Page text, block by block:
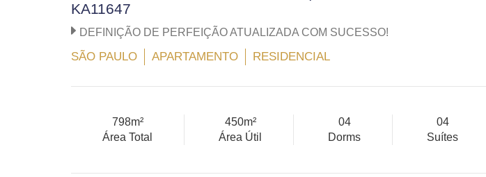
KA11647
DEFINIÇÃO DE PERFEIÇÃO ATUALIZADA COM SUCESSO!
SÃO PAULO APARTAMENTO RESIDENCIAL
798m²
Área Total
450m²
Área Útil
04
Dorms
04
Suítes